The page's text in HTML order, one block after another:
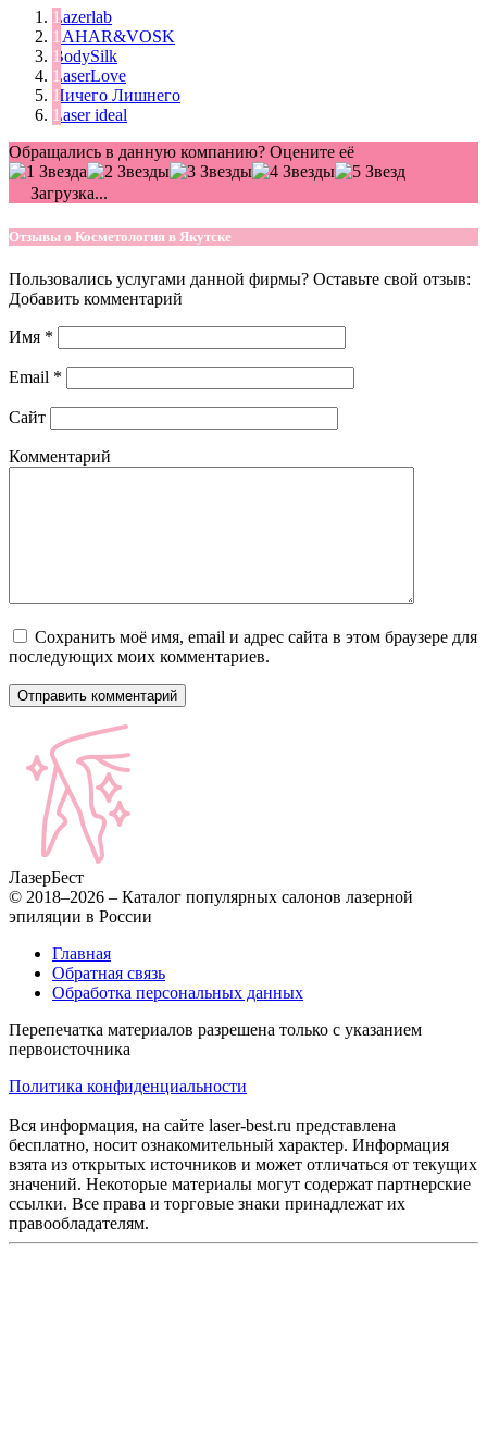
Lazеrlab
SAHAR&VOSK
BodySilk
LaserLove
Ничего Лишнего
Laser ideal
Обращались в данную компанию? Оцените её
Загрузка...
Отзывы о Косметология в Якутске
Пользовались услугами данной фирмы? Оставьте свой отзыв:
Добавить комментарий
Имя *
Email *
Сайт
Комментарий
Сохранить моё имя, email и адрес сайта в этом браузере для
последующих моих комментариев.
ЛазерБест
© 2018–2026 – Каталог популярных салонов лазерной
эпиляции в России
Главная
Обратная связь
Обработка персональных данных
Перепечатка материалов разрешена только с указанием
первоисточника
Политика конфиденциальности
Вся информация, на сайте laser-best.ru представлена
бесплатно, носит ознакомительный характер. Информация
взята из открытых источников и может отличаться от текущих
значений. Некоторые материалы могут содержат партнерские
ссылки. Все права и торговые знаки принадлежат их
правообладателям.